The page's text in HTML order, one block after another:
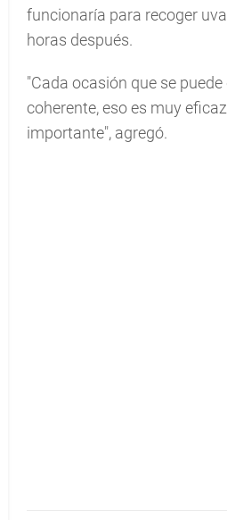
funcionaría para recoger
horas después.
"Cada ocasión que se
coherente, eso es muy
importante", agregó.